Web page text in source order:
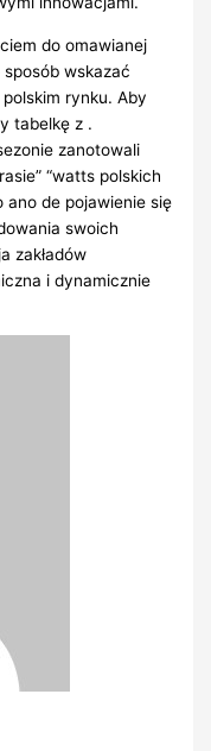
do omawianej
wskazać
rynku. Aby
tabelkę z .
zanotowali
“watts polskich
ano de pojawienie się
swoich
zakładów
i dynamicznie